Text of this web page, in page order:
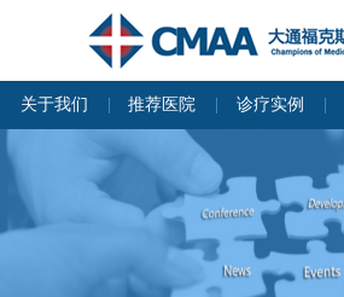
关于我们 推荐医院 诊疗实例